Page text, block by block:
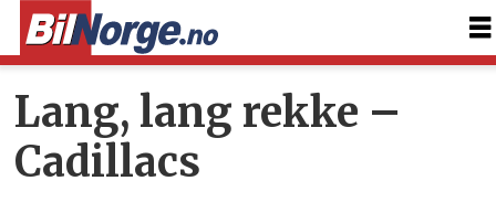
Lang, lang rekke –
Cadillacs